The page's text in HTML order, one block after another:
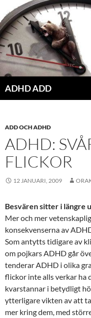
Hoppa
till
innehåll
ADHD ADD
ADD OCH ADHD
ADHD:
FLICKOR
12 JANUARI, 2009
Besvären sitter i längre
Mer och mer
konsekvenserna av
Som antytts tidigare av
om pojkars ADHD går
tenderar ADHD i olika
flickor inte alls verkar ha
kvarstannar i betydligt
ytterligare vikten av att
mer kring dem, med